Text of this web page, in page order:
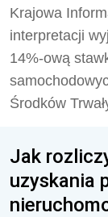
Krajowa
interpretacji
14%-ową
Środków
Jak
uzyskania